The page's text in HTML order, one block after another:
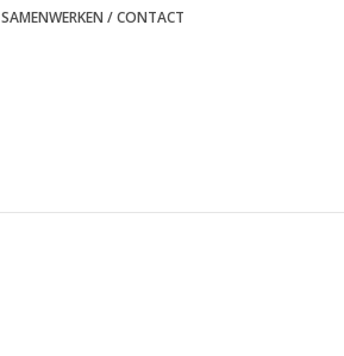
SAMENWERKEN / CONTACT